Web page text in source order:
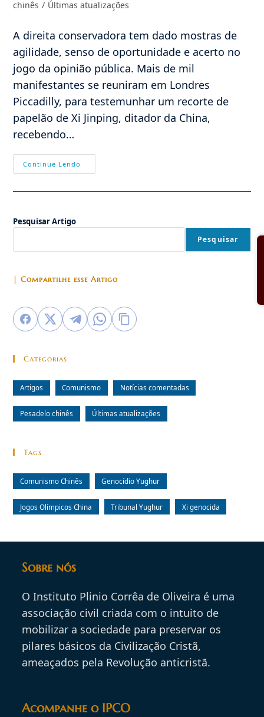
chinês / Últimas atualizações
A direita conservadora tem dado mostras de
agilidade, senso de oportunidade e acerto no
jogo da opinião pública. Mais de mil
manifestantes se reuniram em Londres
Piccadilly, para testemunhar um recorte de
papelão de Xi Jinping, ditador da China,
recebendo…
Continue Lendo
Medalha
Ouro
Pesquisar Artigo
Pesquisar
| Compartilhe esse Artigo
Categorias
Artigos Comunismo Notícias comentadas
Pesadelo chinês Últimas atualizações
Tags
Comunismo Chinês Genocídio Yughur
Jogos Olímpicos China Tribunal Yughur Xi genocida
Sobre nós
O Instituto Plinio Corrêa de Oliveira é uma
associação civil criada com o intuito de
mobilizar a sociedade para preservar os
pilares básicos da Civilização Cristã,
ameaçados pela Revolução anticristã.
Acompanhe o IPCO